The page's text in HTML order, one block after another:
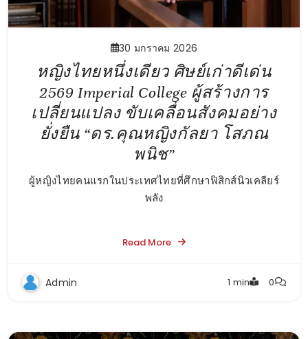
30 มกราคม 2026
หญิงไทยหนึ่งเดียว ศิษย์เก่าดีเด่น
2569 Imperial College ผู้สร้างการ
เปลี่ยนแปลง ขับเคลื่อนสังคมอย่าง
ยั่งยืน “ดร.คุณหญิงกัลยา โสภณ
พนิช”
ผู้หญิงไทยคนแรกในประเทศไทยที่ศึกษาฟิสิกส์นิวเคลียร์
พลัง
Read More
Admin 1 min 0